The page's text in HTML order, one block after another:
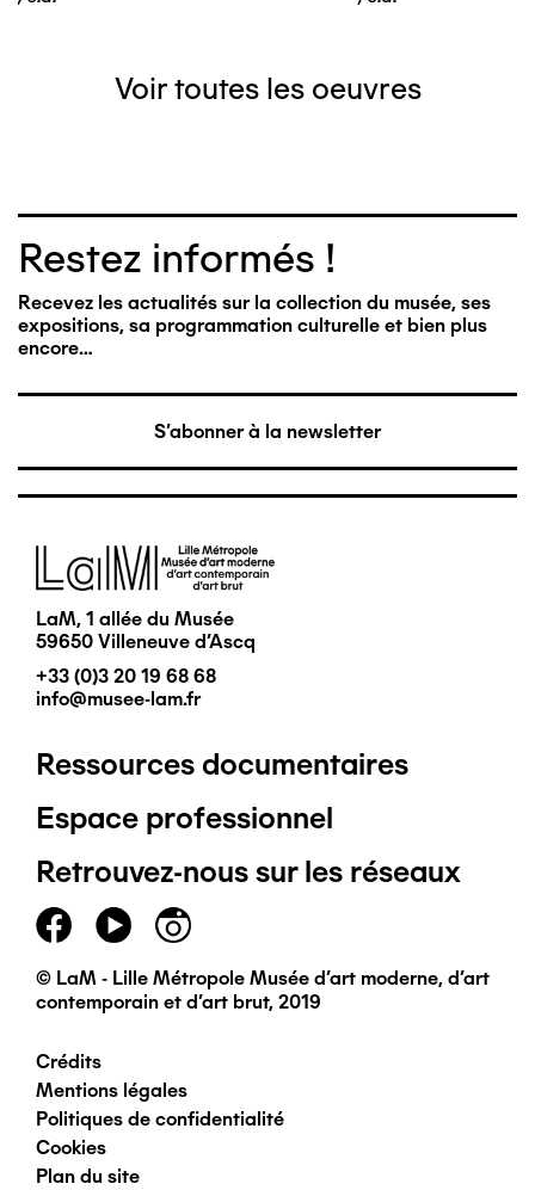
Voir toutes les oeuvres
Restez informés !
Recevez les actualités sur la collection du musée, ses
expositions, sa programmation culturelle et bien plus
encore…
S'abonner à la newsletter
Image
LaM, 1 allée du Musée
59650 Villeneuve d'Ascq
+33 (0)3 20 19 68 68
info@musee-lam.fr
Pied
de
page
principal
Ressources documentaires
Espace professionnel
Retrouvez-nous sur les réseaux
© LaM - Lille Métropole Musée d'art moderne, d'art
contemporain et d'art brut, 2019
Pied
de
Crédits
Mentions légales
Politiques de confidentialité
Cookies
Plan du site